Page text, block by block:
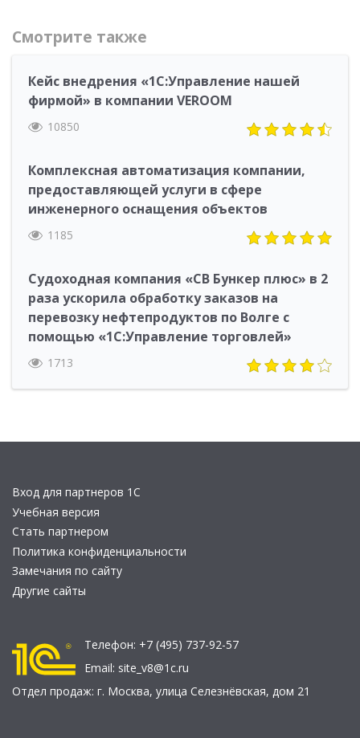
Смотрите также
Кейс внедрения «1С:Управление нашей
фирмой» в компании VEROOM
10850
Комплексная автоматизация компании,
предоставляющей услуги в сфере
инженерного оснащения объектов
1185
Судоходная компания «СВ Бункер плюс» в 2
раза ускорила обработку заказов на
перевозку нефтепродуктов по Волге с
помощью «1С:Управление торговлей»
1713
Вход для партнеров 1С
Учебная версия
Стать партнером
Политика конфиденциальности
Замечания по сайту
Другие сайты
Телефон: +7 (495) 737-92-57
Email: site_v8@1c.ru
Отдел продаж: г. Москва, улица Селезнёвская, дом 21